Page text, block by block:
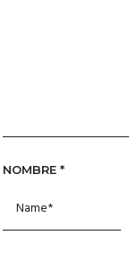
NOMBRE *